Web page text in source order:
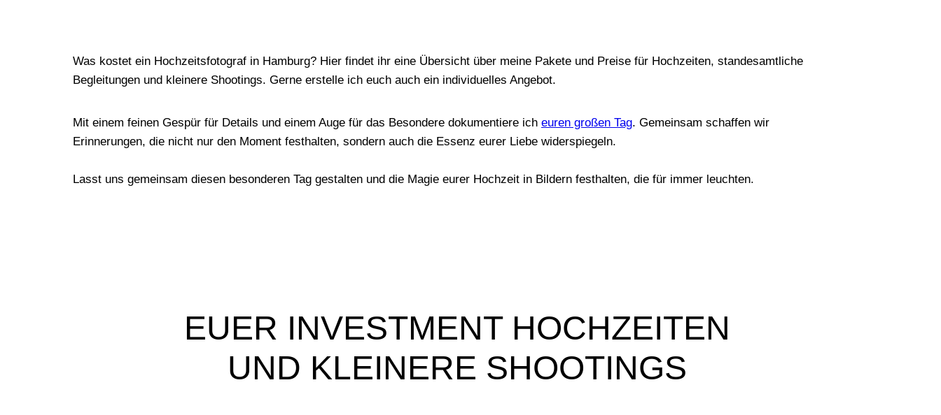
Was kostet ein Hochzeitsfotograf in Hamburg? Hier findet ihr eine Übersicht über meine Pakete und Preise für Hochzeiten, standesamtliche
Begleitungen und kleinere Shootings. Gerne erstelle ich euch auch ein individuelles Angebot.
Mit einem feinen Gespür für Details und einem Auge für das Besondere dokumentiere ich euren großen Tag. Gemeinsam schaffen wir
Erinnerungen, die nicht nur den Moment festhalten, sondern auch die Essenz eurer Liebe widerspiegeln.
Lasst uns gemeinsam diesen besonderen Tag gestalten und die Magie eurer Hochzeit in Bildern festhalten, die für immer leuchten.
EUER INVESTMENT HOCHZEITEN
UND KLEINERE SHOOTINGS